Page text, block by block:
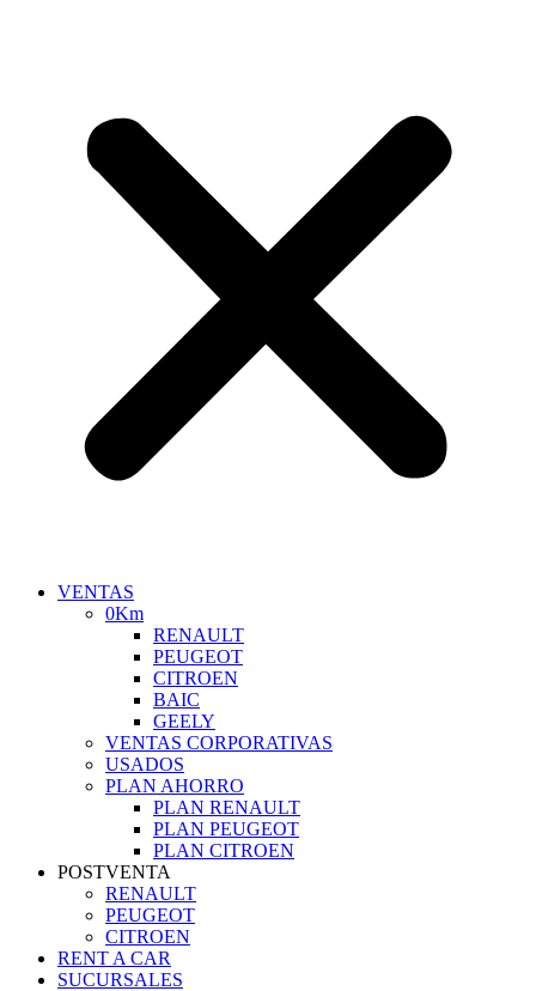
VENTAS
0Km
RENAULT
PEUGEOT
CITROEN
BAIC
GEELY
VENTAS CORPORATIVAS
USADOS
PLAN AHORRO
PLAN RENAULT
PLAN PEUGEOT
PLAN CITROEN
POSTVENTA
RENAULT
PEUGEOT
CITROEN
RENT A CAR
SUCURSALES